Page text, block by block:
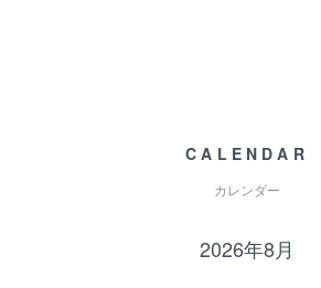
CALENDAR
カレンダー
2026年8月